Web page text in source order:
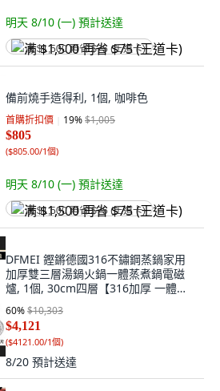
明天 8/10 (一) 預計送達
满 $1,500 再省 $75 (王道卡)
備前燒手造得利, 1個, 咖啡色
首購折扣價 19%$1,005
$805
($805.00/1個)
明天 8/10 (一) 預計送達
满 $1,500 再省 $75 (王道卡)
DFMEI 鏗鏘德國316不鏽鋼蒸鍋家用
加厚雙三層湯鍋火鍋一體蒸煮鍋電磁
爐, 1個, 30cm四層【316加厚 一體成
型】:如圖
60%$10,303
$4,121
($4121.00/1個)
8/20 預計送達